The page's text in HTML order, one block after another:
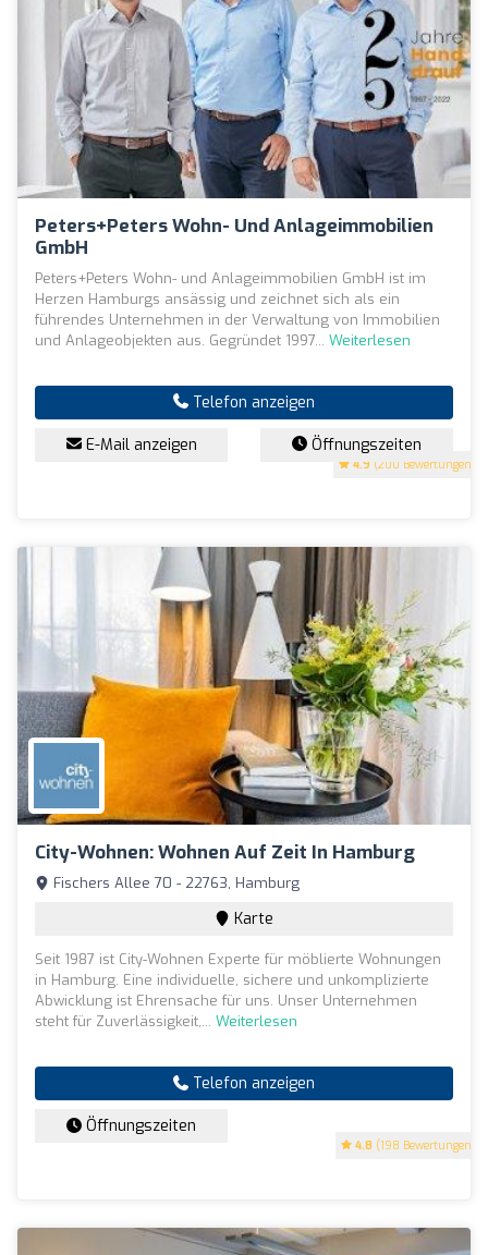
Peters+Peters Wohn- Und Anlageimmobilien
GmbH
4.9 (200 Bewertungen)
Peters+Peters Wohn- und Anlageimmobilien GmbH ist im
Herzen Hamburgs ansässig und zeichnet sich als ein
führendes Unternehmen in der Verwaltung von Immobilien
und Anlageobjekten aus. Gegründet 1997... Weiterlesen
Telefon anzeigen
E-Mail anzeigen Öffnungszeiten
City-Wohnen: Wohnen Auf Zeit In Hamburg
4.8 (198 Bewertungen)
Fischers Allee 70 - 22763, Hamburg
Karte
Seit 1987 ist City-Wohnen Experte für möblierte Wohnungen
in Hamburg. Eine individuelle, sichere und unkomplizierte
Abwicklung ist Ehrensache für uns. Unser Unternehmen
steht für Zuverlässigkeit,... Weiterlesen
Telefon anzeigen
Öffnungszeiten